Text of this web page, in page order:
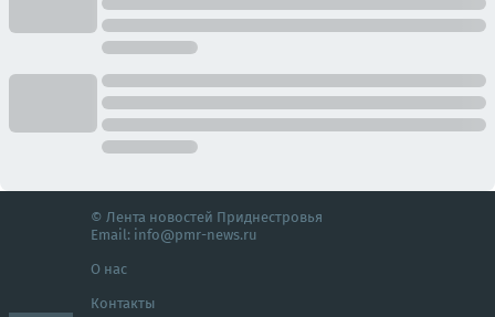
© Лента новостей Приднестровья
Email: info@pmr-news.ru
О нас
Контакты